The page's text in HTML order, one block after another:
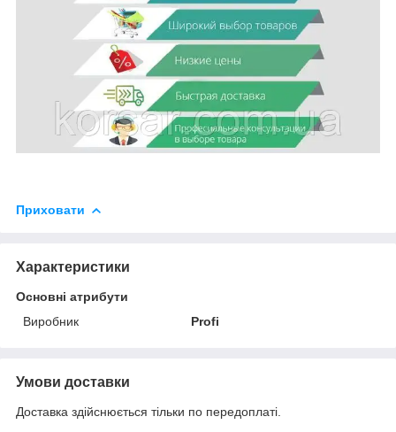
Приховати
Характеристики
Основні атрибути
Виробник
Profi
Умови доставки
Доставка здійснюється тільки по передоплаті.